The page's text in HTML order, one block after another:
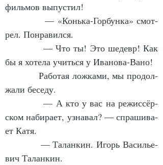
филь­мов вы­пус­тил!
рел. По­нра­вил­ся.
бы я хо­те­ла учить­ся у Ива­но­ва-Ва­но!
            Ра­бо­тая лож­ка­ми, мы про­дол­
жа­ли бе­се­ду.
            — А кто у вас на ре­жис­сёр­
ском на­би­ра­ет, узна­вал? — спра­ши­ва­
ет Ка­тя.
вич Та­лан­кин.